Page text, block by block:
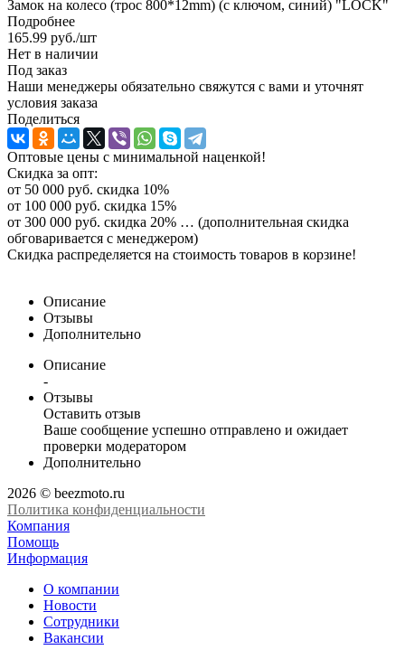
Замок на колесо (трос 800*12mm) (с ключом, синий) "LOCK"
Подробнее
165.99 руб./шт
Нет в наличии
Под заказ
Наши менеджеры обязательно свяжутся с вами и уточнят
условия заказа
Поделиться
Оптовые цены с минимальной наценкой!
Скидка за опт:
от 50 000 руб. скидка 10%
от 100 000 руб. скидка 15%
от 300 000 руб. скидка 20% … (дополнительная скидка
обговаривается с менеджером)
Скидка распределяется на стоимость товаров в корзине!
Описание
Отзывы
Дополнительно
Описание
-
Отзывы
Оставить отзыв
Ваше сообщение успешно отправлено и ожидает
проверки модератором
Дополнительно
2026 © beezmoto.ru
Политика конфиденциальности
Компания
Помощь
Информация
О компании
Новости
Сотрудники
Вакансии